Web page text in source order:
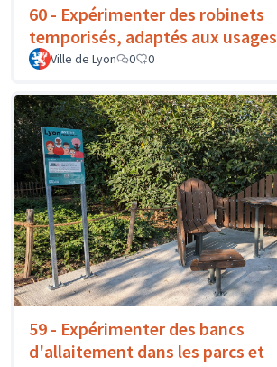
60 - Expérimenter des robinets
temporisés, adaptés aux usages
Ville de Lyon 0 0
59 - Expérimenter des bancs
d'allaitement dans les parcs et